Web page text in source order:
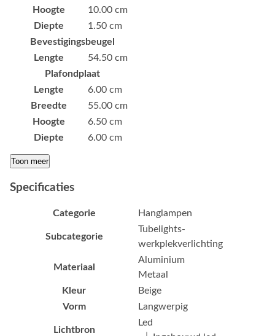
Hoogte
10.00 cm
Diepte
1.50 cm
Bevestigingsbeugel
Lengte
54.50 cm
Plafondplaat
Lengte
6.00 cm
Breedte
55.00 cm
Hoogte
6.50 cm
Diepte
6.00 cm
Toon meer
Specificaties
Categorie Hanglampen
Subcategorie
Tubelights-
werkplekverlichting
Materiaal
Aluminium
Metaal
Kleur
Beige
Vorm
Langwerpig
Lichtbron
Led